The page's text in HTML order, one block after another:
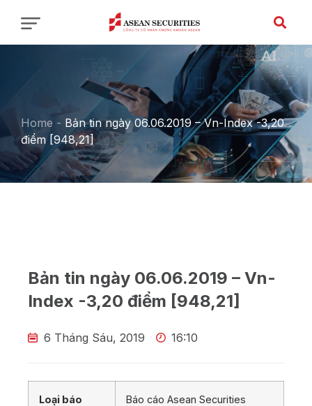
Home - Bản tin ngày 06.06.2019 – Vn-Index -3,20
điểm [948,21]
Bản tin ngày 06.06.2019 – Vn-
Index -3,20 điểm [948,21]
6 Tháng Sáu, 2019 16:10
Loại báo
Báo cáo Asean Securities